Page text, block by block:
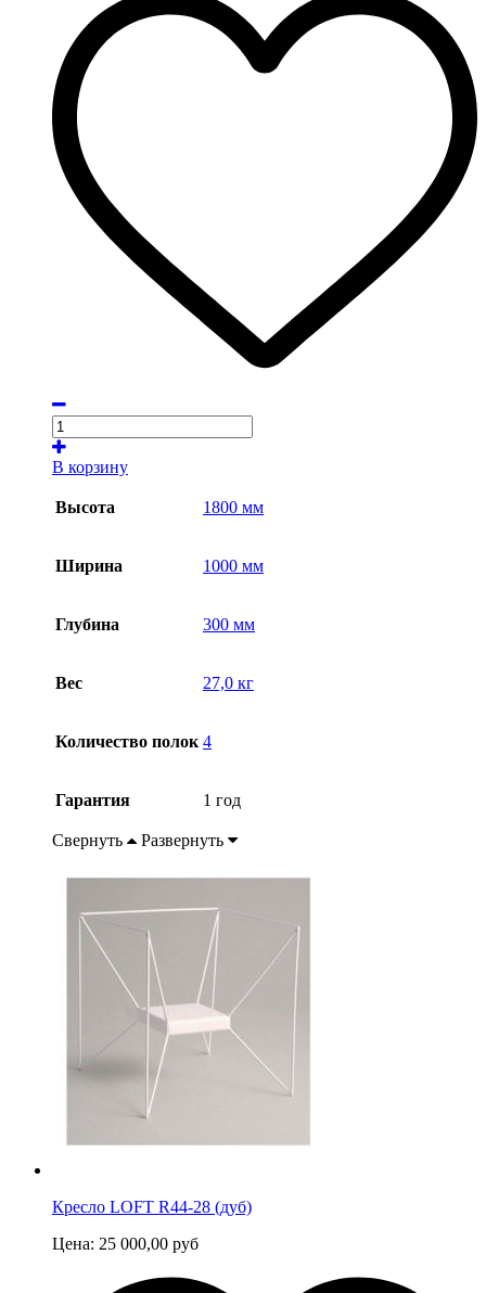
В корзину
Высота 1800 мм
Ширина 1000 мм
Глубина 300 мм
Вес 27,0 кг
Количество полок 4
Гарантия 1 год
Свернуть Развернуть
Кресло LOFT R44-28 (дуб)
Цена: 25 000,00 руб